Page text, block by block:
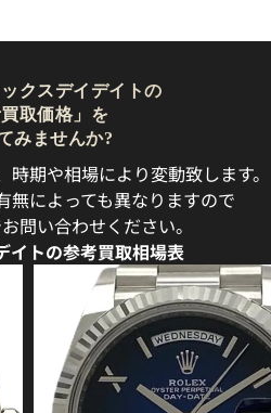
クスデイデイトの
買取価格」を
みませんか?
期や相場により変動致します。
無によっても異なりますので
問い合わせください。
イトの参考買取相場表